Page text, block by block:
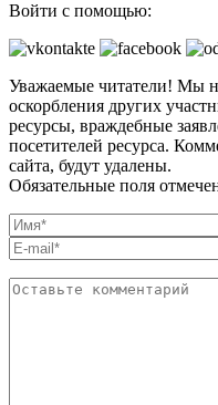
Войти с помощью:
Уважаемые читатели! Мы
оскорбления других
ресурсы, враждебные
посетителей ресурса.
сайта, будут удалены.
Обязательные поля